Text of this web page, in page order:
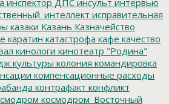
инспектор ДПС инсульт интервью
исправительная
казаки Казань Казначейство
каратин катастрофа кафе качество
кинологи кинотеатр "Родина"
культуры колония командировка
компенсационные расходы
контрафакт конфликт
космодром_Восточный